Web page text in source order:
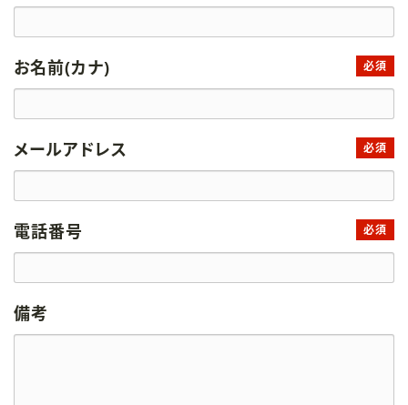
お名前(カナ) 必須
メールアドレス 必須
電話番号 必須
備考